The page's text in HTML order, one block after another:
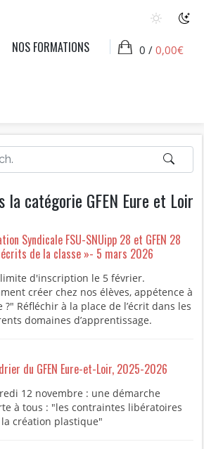
NOS FORMATIONS 0 / 0,00€
la catégorie GFEN Eure et Loir
Syndicale FSU-SNUipp 28 et GFEN 28
de la classe »- 5 mars 2026
d'inscription le 5 février.
créer chez nos élèves, appétence à
?" Réfléchir à la place de l’écrit dans les
domaines d’apprentissage.
du GFEN Eure-et-Loir, 2025-2026
12 novembre : une démarche
à tous : "les contraintes libératoires
création plastique"